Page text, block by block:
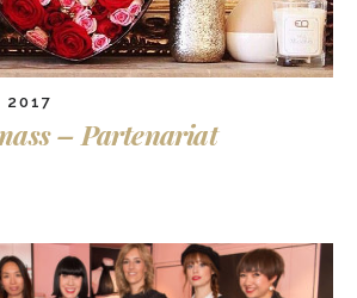
2017
– Partenariat